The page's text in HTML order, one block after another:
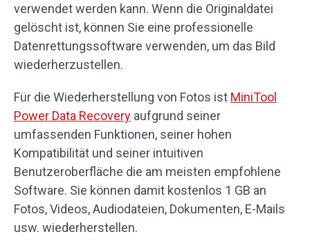
verwendet werden kann. Wenn die Originaldatei
gelöscht ist, können Sie eine professionelle
Datenrettungssoftware verwenden, um das Bild
wiederherzustellen.
Für die Wiederherstellung von Fotos ist MiniTool
Power Data Recovery aufgrund seiner
umfassenden Funktionen, seiner hohen
Kompatibilität und seiner intuitiven
Benutzeroberfläche die am meisten empfohlene
Software. Sie können damit kostenlos 1 GB an
Fotos, Videos, Audiodateien, Dokumenten, E-Mails
usw. wiederherstellen.